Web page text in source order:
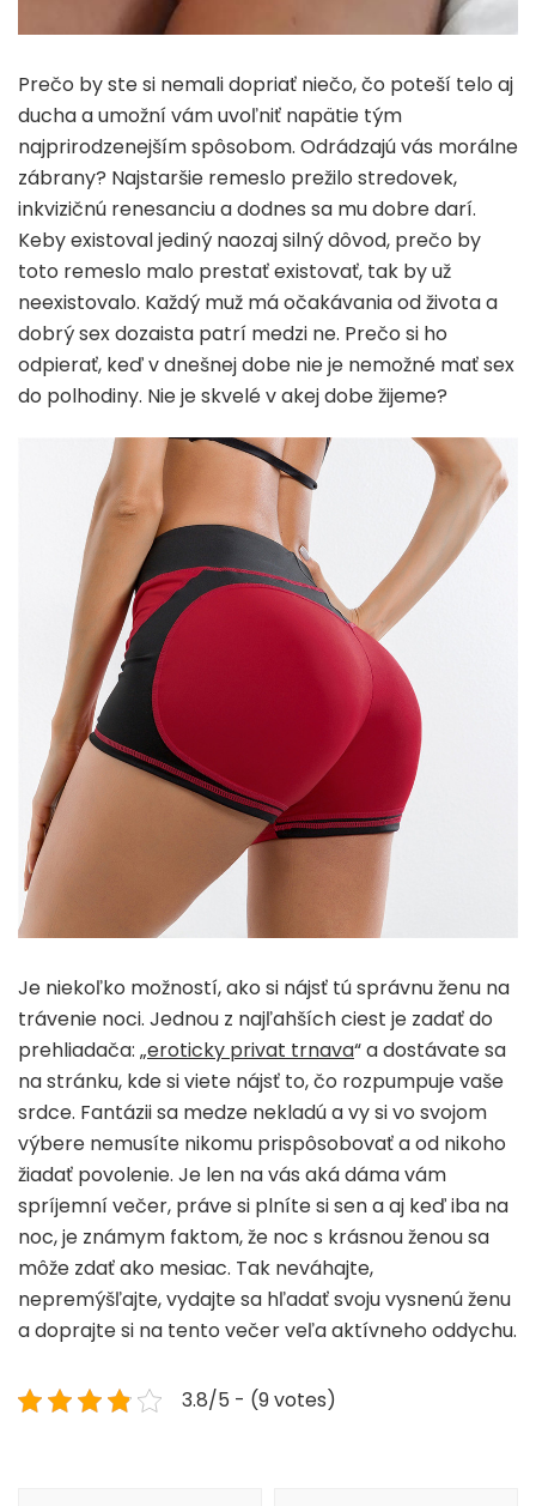
Prečo by ste si nemali dopriať niečo, čo poteší telo aj
ducha a umožní vám uvoľniť napätie tým
najprirodzenejším spôsobom. Odrádzajú vás morálne
zábrany? Najstaršie remeslo prežilo stredovek,
inkvizičnú renesanciu a dodnes sa mu dobre darí.
Keby existoval jediný naozaj silný dôvod, prečo by
toto remeslo malo prestať existovať, tak by už
neexistovalo. Každý muž má očakávania od života a
dobrý sex dozaista patrí medzi ne. Prečo si ho
odpierať, keď v dnešnej dobe nie je nemožné mať sex
do polhodiny. Nie je skvelé v akej dobe žijeme?
Je niekoľko možností, ako si nájsť tú správnu ženu na
trávenie noci. Jednou z najľahších ciest je zadať do
prehliadača: „eroticky privat trnava“ a dostávate sa
na stránku, kde si viete nájsť to, čo rozpumpuje vaše
srdce. Fantázii sa medze nekladú a vy si vo svojom
výbere nemusíte nikomu prispôsobovať a od nikoho
žiadať povolenie. Je len na vás aká dáma vám
spríjemní večer, práve si plníte si sen a aj keď iba na
noc, je známym faktom, že noc s krásnou ženou sa
môže zdať ako mesiac. Tak neváhajte,
nepremýšľajte, vydajte sa hľadať svoju vysnenú ženu
a doprajte si na tento večer veľa aktívneho oddychu.
3.8/5 - (9 votes)